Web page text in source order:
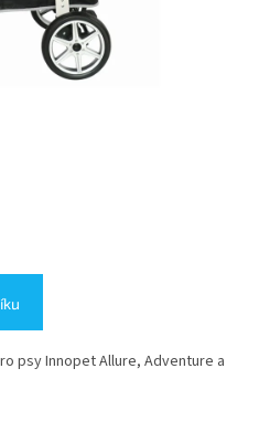
psy Innopet Allure, Adventure a